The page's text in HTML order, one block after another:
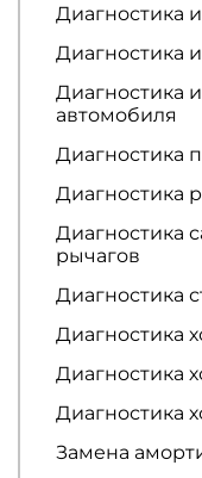
Диагностика
Диагностика
Диагностика
автомобиля
Диагностика
Диагностика
Диагностика
рычагов
Диагностика
Диагностика
Диагностика
Диагностика
Замена